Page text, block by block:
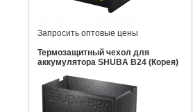
Запросить оптовые цены
Термозащитный чехол для
аккумулятора SHUBA B24 (Корея)